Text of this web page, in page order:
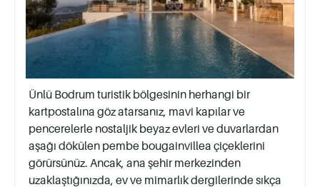
Ünlü Bodrum turistik bölgesinin herhangi bir
kartpostalına göz atarsanız, mavi kapılar ve
pencerelerle nostaljik beyaz evleri ve duvarlardan
aşağı dökülen pembe bougainvillea çiçeklerini
görürsünüz. Ancak, ana şehir merkezinden
uzaklaştığınızda, ev ve mimarlık dergilerinde sıkça